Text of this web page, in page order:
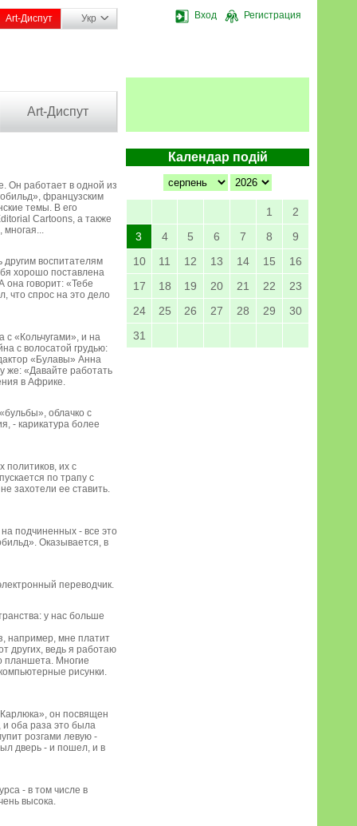
Вход Регистрация
Art-Диспут Укр
Art-Диспут
Календар подій
1
2
3
4 5 6 7 8
9
10
11 12 13 14 15
16
17
18 19 20 21 22
23
24
25 26 27 28 29
30
31
Он работает в одной из
французским
темы. В его
Cartoons, а также
многая...
другим воспитателям
хорошо поставлена
говорит: «Тебе
что спрос на это дело
с «Кольчугами», и на
с волосатой грудью:
«Булавы» Анна
же: «Давайте работать
в Африке.
облачко с
- карикатура более
политиков, их с
по трапу с
захотели ее ставить.
подчиненных - все это
Оказывается, в
переводчик.
у нас больше
например, мне платит
других, ведь я работаю
планшета. Многие
рисунки.
он посвящен
и оба раза это была
розгами левую -
дверь - и пошел, и в
- в том числе в
высока.